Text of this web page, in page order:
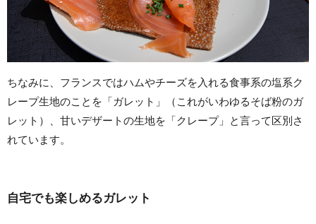
ちなみに、フランスではハムやチーズを入れる食事系の塩系ク
レープ生地のことを「ガレット」（これがいわゆるそば粉のガ
レット）、甘いデザートの生地を「クレープ」と言って区別さ
れています。
自宅でも楽しめるガレット